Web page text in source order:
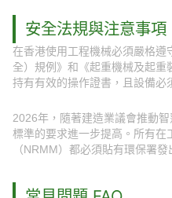
安全法規與注意事項
在香港使用工程機械必須嚴格遵
全）規例》和《起重機械及起
持有有效的操作證書，且設備必
2026年，隨著建造業議會推動
標準的要求進一步提高。所有在
（NRMM）都必須貼有環保署發